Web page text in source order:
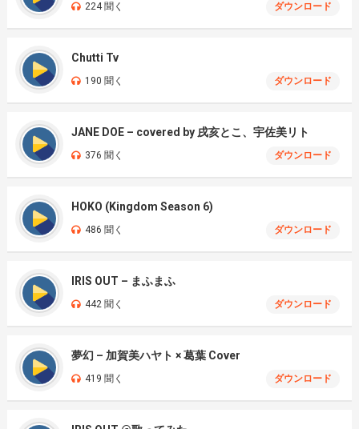
224 聞く ダウンロード
Chutti Tv
190 聞く ダウンロード
JANE DOE – covered by 戌亥とこ、宇佐美リト
376 聞く ダウンロード
HOKO (Kingdom Season 6)
486 聞く ダウンロード
IRIS OUT – まふまふ
442 聞く ダウンロード
夢幻 – 加賀美ハヤト × 葛葉 Cover
419 聞く ダウンロード